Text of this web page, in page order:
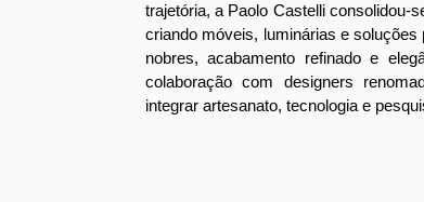
trajetória, a Paolo Castelli consolidou-
criando móveis, luminárias e
nobres, acabamento refinado e
colaboração com designers
integrar artesanato, tecnologia e